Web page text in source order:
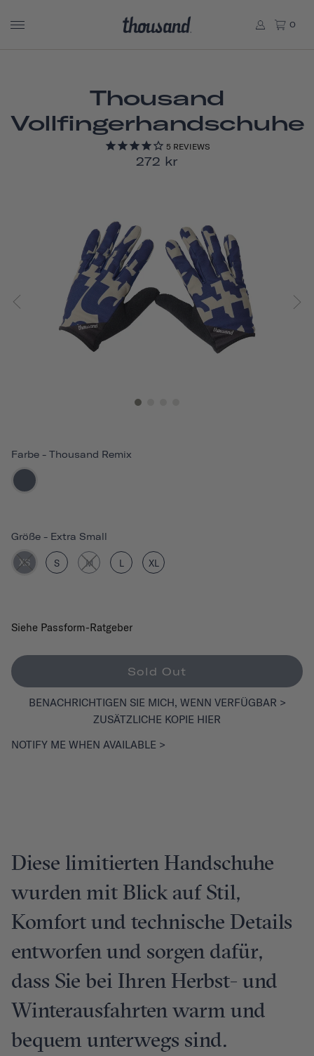
0
Thousand
Vollfingerhandschuhe
5 REVIEWS
272 kr
Farbe - Thousand Remix
Größe - Extra Small
XS S M L XL
Siehe Passform-Ratgeber
Sold Out
BENACHRICHTIGEN SIE MICH, WENN VERFÜGBAR >
ZUSÄTZLICHE KOPIE HIER
NOTIFY ME WHEN AVAILABLE >
Diese limitierten Handschuhe
wurden mit Blick auf Stil,
Komfort und technische Details
entworfen und sorgen dafür,
dass Sie bei Ihren Herbst- und
Winterausfahrten warm und
bequem unterwegs sind.